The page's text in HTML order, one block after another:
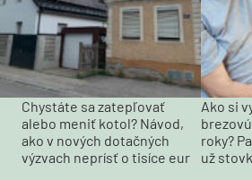
Chystáte sa zatepľovať
alebo meniť kotol? Návod,
ako v nových dotačných
výzvach neprísť o tisíce eur
Ako si
roky?
už